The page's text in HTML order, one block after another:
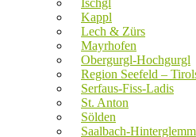
Ischgl
Kappl
Lech & Zürs
Mayrhofen
Obergurgl-Hochgurgl
Region Seefeld –
Serfaus-Fiss-Ladis
St. Anton
Sölden
Saalbach-Hinterglemm